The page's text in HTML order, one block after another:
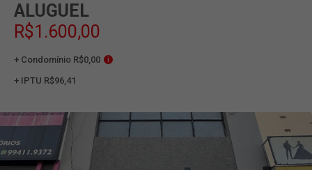
ALUGUEL
R$1.600,00
+ Condomínio R$0,00 i
+ IPTU R$96,41